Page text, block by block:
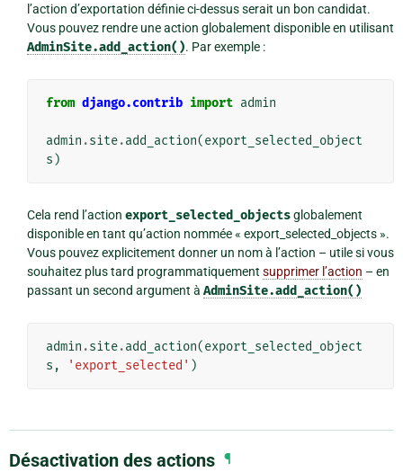
l’action d’exportation définie ci-dessus serait un bon candidat.
Vous pouvez rendre une action globalement disponible en utilisant
AdminSite.add_action(). Par exemple :
from django.contrib import admin
admin .site.add_action(export_selected_object
s )
Cela rend l’action export_selected_objectsglobalement
disponible en tant qu’action nommée « export_selected_objects ».
Vous pouvez explicitement donner un nom à l’action – utile si vous
souhaitez plus tard programmatiquement supprimer l’action – en
passant un second argument à AdminSite.add_action()
admin .site.add_action(export_selected_object
s , 'export_selected' )
Désactivation des actions ¶